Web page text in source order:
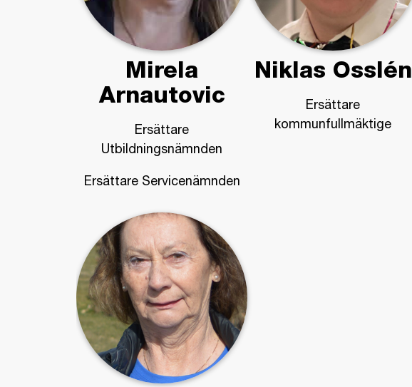
Mirela
Arnautovic
Ersättare
Utbildningsnämnden
Ersättare Servicenämnden
Niklas Osslén
Ersättare
kommunfullmäktige